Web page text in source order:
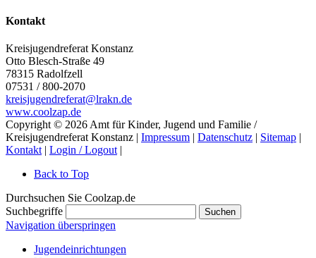
Kontakt
Kreisjugendreferat Konstanz
Otto Blesch-Straße 49
78315 Radolfzell
07531 / 800-2070
kreisjugendreferat@lrakn.de
www.coolzap.de
Copyright © 2026 Amt für Kinder, Jugend und Familie /
Kreisjugendreferat Konstanz | Impressum | Datenschutz | Sitemap |
Kontakt| Login / Logout|
Back to Top
Durchsuchen Sie Coolzap.de
Suchbegriffe
Suchen
Navigation überspringen
Jugendeinrichtungen